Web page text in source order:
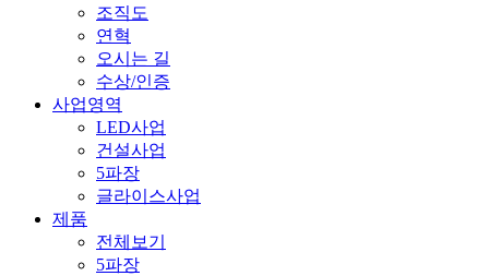
조직도
연혁
오시는 길
수상/인증
사업영역
LED사업
건설사업
5파장
글라이스사업
제품
전체보기
5파장